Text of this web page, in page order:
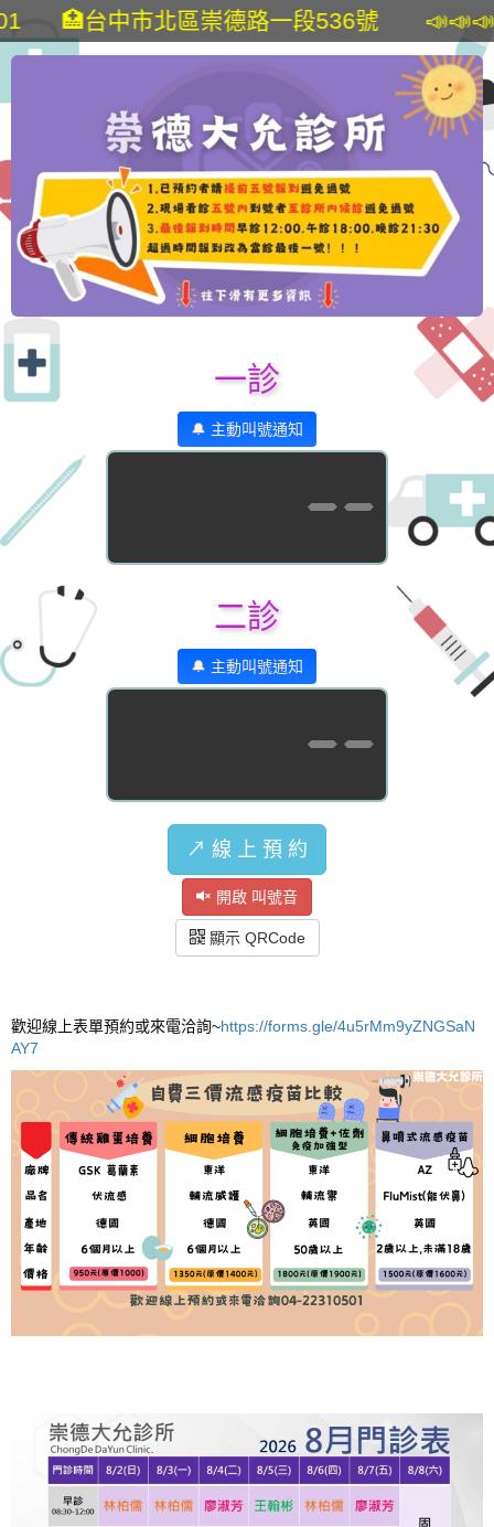
市北區崇德路一段536號 📣📣📣📣週日
一診
🔔 主動叫號通知
--
二診
🔔 主動叫號通知
--
↗️ 線 上 預 約
開啟 叫號音
顯示 QRCode
歡迎線上表單預約或來電洽詢~https://forms.gle/4u5rMm9yZNGSaN
AY7